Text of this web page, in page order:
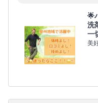
🌟
洗
一
美